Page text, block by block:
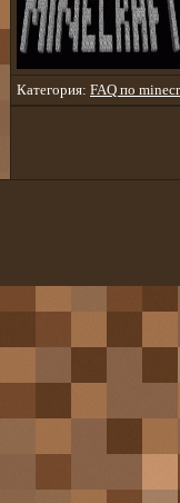
Категория: FAQ по